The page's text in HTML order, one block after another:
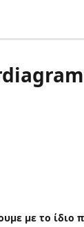
με το ίδιο